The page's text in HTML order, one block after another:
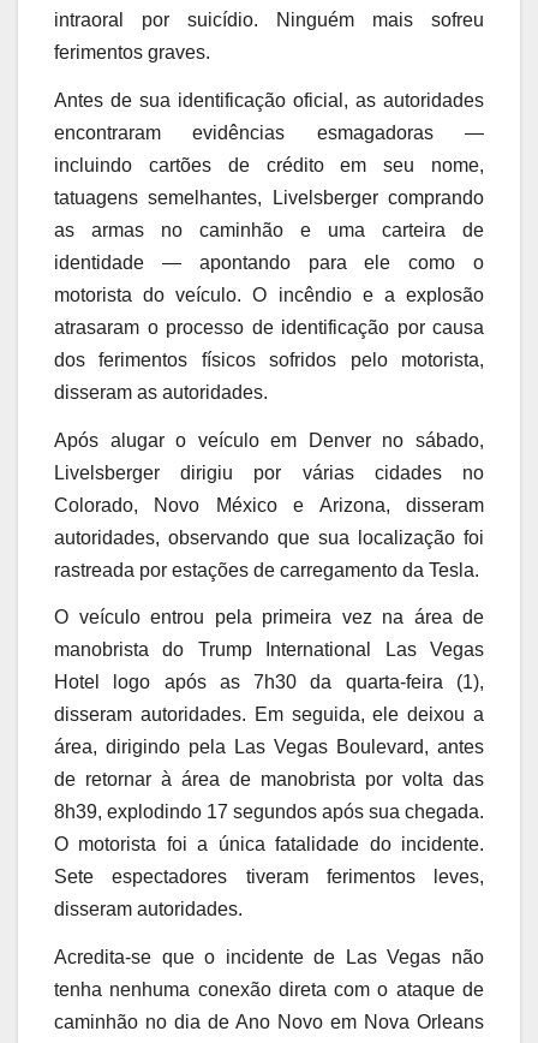
intraoral por suicídio. Ninguém mais sofreu
ferimentos graves.
Antes de sua identificação oficial, as autoridades
encontraram evidências esmagadoras —
incluindo cartões de crédito em seu nome,
tatuagens semelhantes, Livelsberger comprando
as armas no caminhão e uma carteira de
identidade — apontando para ele como o
motorista do veículo. O incêndio e a explosão
atrasaram o processo de identificação por causa
dos ferimentos físicos sofridos pelo motorista,
disseram as autoridades.
Após alugar o veículo em Denver no sábado,
Livelsberger dirigiu por várias cidades no
Colorado, Novo México e Arizona, disseram
autoridades, observando que sua localização foi
rastreada por estações de carregamento da Tesla.
O veículo entrou pela primeira vez na área de
manobrista do Trump International Las Vegas
Hotel logo após as 7h30 da quarta-feira (1),
disseram autoridades. Em seguida, ele deixou a
área, dirigindo pela Las Vegas Boulevard, antes
de retornar à área de manobrista por volta das
8h39, explodindo 17 segundos após sua chegada.
O motorista foi a única fatalidade do incidente.
Sete espectadores tiveram ferimentos leves,
disseram autoridades.
Acredita-se que o incidente de Las Vegas não
tenha nenhuma conexão direta com o ataque de
caminhão no dia de Ano Novo em Nova Orleans